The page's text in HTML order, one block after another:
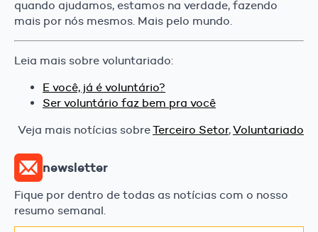
quando ajudamos, estamos na verdade, fazendo
mais por nós mesmos. Mais pelo mundo.
Leia mais sobre voluntariado:
E você, já é voluntário?
Ser voluntário faz bem pra você
Veja mais notícias sobreTerceiro Setor,Voluntariado
newsletter
Fique por dentro de todas as notícias com o nosso
resumo semanal.